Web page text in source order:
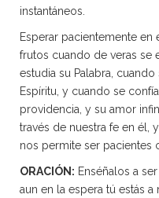
instantáneos.
Esperar pacientemente en
frutos cuando de veras se
estudia su Palabra,
Espíritu, y cuando se
providencia, y su amor
través de nuestra fe en él,
nos permite ser pacientes
ORACIÓN: Enséñalos a
aun en la espera tú estás